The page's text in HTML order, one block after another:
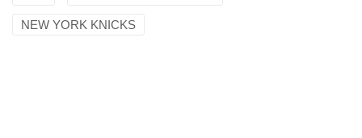
NEW YORK KNICKS